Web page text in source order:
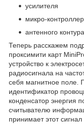
усилителя
микро-
антенного контура
Теперь расскажем
проксимити карт
устройство к
радиосигнала на
себя магнитное поле.
идентификатор
конденсатор энергия
считывателю
принимает этот